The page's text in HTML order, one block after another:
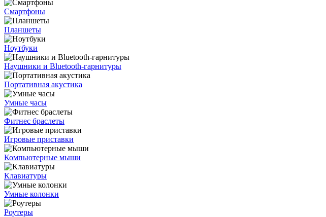
Смартфоны
Планшеты
Ноутбуки
Наушники и Bluetooth-гарнитуры
Портативная акустика
Умные часы
Фитнес браслеты
Игровые приставки
Компьютерные мыши
Клавиатуры
Умные колонки
Роутеры